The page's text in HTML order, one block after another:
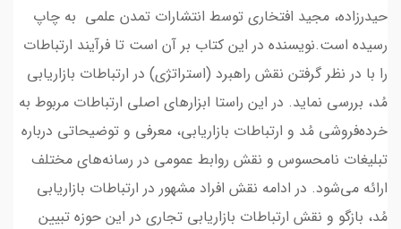
حیدرزاده، مجید افتخاری توسط انتشارات تمدن علمی به چاپ
رسیده است.نویسنده در این کتاب بر آن است تا فرآیند ارتباطات
را با در نظر گرفتن نقش راهبرد (استراتژی) در ارتباطات بازاریابی
مُد، بررسی نماید. در این راستا ابزارهای اصلی ارتباطات مربوط به
خرده‌فروشی مُد و ارتباطات بازاریابی، معرفی و توضیحاتی درباره
تبلیغات نامحسوس و نقش روابط عمومی در رسانه‌های مختلف
ارائه می‌شود. در ادامه نقش افراد مشهور در ارتباطات بازاریابی
مُد، بازگو و نقش ارتباطات بازاریابی تجاری در این حوزه تبیین